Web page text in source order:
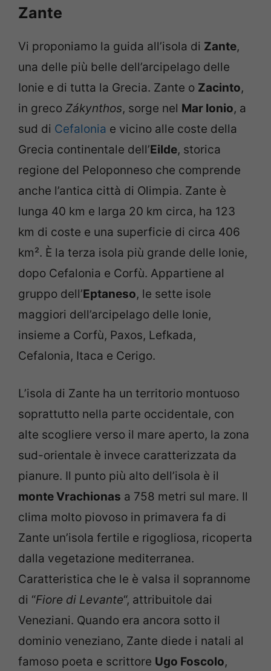
Zante
Vi proponiamo la guida all’isola di Zante,
una delle più belle dell’arcipelago delle
Ionie e di tutta la Grecia. Zante o Zacinto,
in greco Zákynthos, sorge nel Mar Ionio, a
sud di Cefalonia e vicino alle coste della
Grecia continentale dell’Eilde, storica
regione del Peloponneso che comprende
anche l’antica città di Olimpia. Zante è
lunga 40 km e larga 20 km circa, ha 123
km di coste e una superficie di circa 406
km². È la terza isola più grande delle Ionie,
dopo Cefalonia e Corfù. Appartiene al
gruppo dell’Eptaneso, le sette isole
maggiori dell’arcipelago delle Ionie,
insieme a Corfù, Paxos, Lefkada,
Cefalonia, Itaca e Cerigo.
L’isola di Zante ha un territorio montuoso
soprattutto nella parte occidentale, con
alte scogliere verso il mare aperto, la zona
sud-orientale è invece caratterizzata da
pianure. Il punto più alto dell’isola è il
monte Vrachionas a 758 metri sul mare. Il
clima molto piovoso in primavera fa di
Zante un’isola fertile e rigogliosa, ricoperta
dalla vegetazione mediterranea.
Caratteristica che le è valsa il soprannome
di “Fiore di Levante“, attribuitole dai
Veneziani. Quando era ancora sotto il
dominio veneziano, Zante diede i natali al
famoso poeta e scrittore Ugo Foscolo,